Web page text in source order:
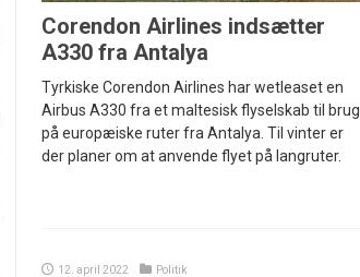
Corendon Airlines indsætter
A330 fra Antalya
Tyrkiske Corendon Airlines har wetleaset en
Airbus A330 fra et maltesisk flyselskab til brug
på europæiske ruter fra Antalya. Til vinter er
der planer om at anvende flyet på langruter.
12. april 2022 Politik